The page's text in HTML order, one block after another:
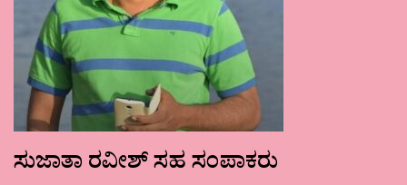
ಸುಜಾತಾ ರವೀಶ್ ಸಹ ಸಂಪಾಕರು